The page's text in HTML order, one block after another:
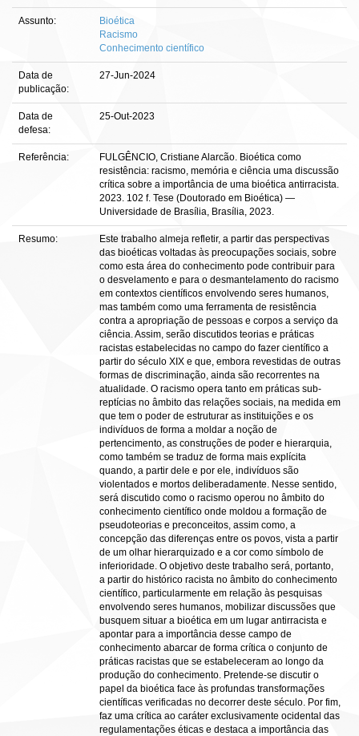
Assunto:
Bioética
Racismo
Conhecimento científico
Data de
publicação:
27-Jun-2024
Data de
defesa:
25-Out-2023
Referência:
FULGÊNCIO, Cristiane Alarcão. Bioética como
resistência: racismo, memória e ciência uma discussão
crítica sobre a importância de uma bioética antirracista.
2023. 102 f. Tese (Doutorado em Bioética) —
Universidade de Brasília, Brasília, 2023.
Resumo:
Este trabalho almeja refletir, a partir das perspectivas
das bioéticas voltadas às preocupações sociais, sobre
como esta área do conhecimento pode contribuir para
o desvelamento e para o desmantelamento do racismo
em contextos científicos envolvendo seres humanos,
mas também como uma ferramenta de resistência
contra a apropriação de pessoas e corpos a serviço da
ciência. Assim, serão discutidos teorias e práticas
racistas estabelecidas no campo do fazer científico a
partir do século XIX e que, embora revestidas de outras
formas de discriminação, ainda são recorrentes na
atualidade. O racismo opera tanto em práticas sub-
reptícias no âmbito das relações sociais, na medida em
que tem o poder de estruturar as instituições e os
indivíduos de forma a moldar a noção de
pertencimento, as construções de poder e hierarquia,
como também se traduz de forma mais explícita
quando, a partir dele e por ele, indivíduos são
violentados e mortos deliberadamente. Nesse sentido,
será discutido como o racismo operou no âmbito do
conhecimento científico onde moldou a formação de
pseudoteorias e preconceitos, assim como, a
concepção das diferenças entre os povos, vista a partir
de um olhar hierarquizado e a cor como símbolo de
inferioridade. O objetivo deste trabalho será, portanto,
a partir do histórico racista no âmbito do conhecimento
científico, particularmente em relação às pesquisas
envolvendo seres humanos, mobilizar discussões que
busquem situar a bioética em um lugar antirracista e
apontar para a importância desse campo de
conhecimento abarcar de forma crítica o conjunto de
práticas racistas que se estabeleceram ao longo da
produção do conhecimento. Pretende-se discutir o
papel da bioética face às profundas transformações
científicas verificadas no decorrer deste século. Por fim,
faz uma crítica ao caráter exclusivamente ocidental das
regulamentações éticas e destaca a importância das